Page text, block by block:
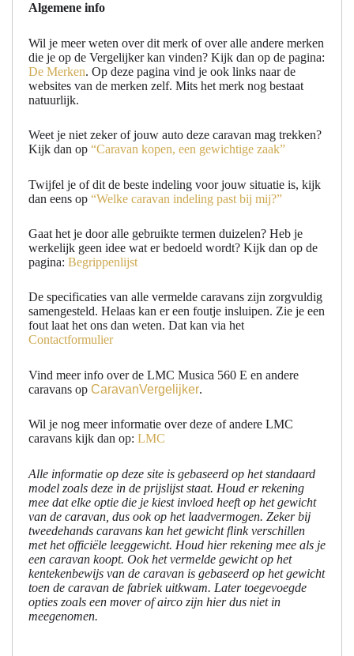
Algemene info
Wil je meer weten over dit merk of over alle andere merken
die je op de Vergelijker kan vinden? Kijk dan op de pagina:
De Merken. Op deze pagina vind je ook links naar de
websites van de merken zelf. Mits het merk nog bestaat
natuurlijk.
Weet je niet zeker of jouw auto deze caravan mag trekken?
Kijk dan op “Caravan kopen, een gewichtige zaak”
Twijfel je of dit de beste indeling voor jouw situatie is, kijk
dan eens op “Welke caravan indeling past bij mij?”
Gaat het je door alle gebruikte termen duizelen? Heb je
werkelijk geen idee wat er bedoeld wordt? Kijk dan op de
pagina: Begrippenlijst
De specificaties van alle vermelde caravans zijn zorgvuldig
samengesteld. Helaas kan er een foutje insluipen. Zie je een
fout laat het ons dan weten. Dat kan via het
Contactformulier
Vind meer info over de LMC Musica 560 E en andere
caravans op CaravanVergelijker.
Wil je nog meer informatie over deze of andere LMC
caravans kijk dan op: LMC
Alle informatie op deze site is gebaseerd op het standaard
model zoals deze in de prijslijst staat. Houd er rekening
mee dat elke optie die je kiest invloed heeft op het gewicht
van de caravan, dus ook op het laadvermogen. Zeker bij
tweedehands caravans kan het gewicht flink verschillen
met het officiële leeggewicht. Houd hier rekening mee als je
een caravan koopt. Ook het vermelde gewicht op het
kentekenbewijs van de caravan is gebaseerd op het gewicht
toen de caravan de fabriek uitkwam. Later toegevoegde
opties zoals een mover of airco zijn hier dus niet in
meegenomen.